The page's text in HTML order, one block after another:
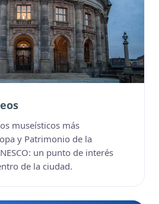
museísticos más
y Patrimonio de la
un punto de interés
de la ciudad.